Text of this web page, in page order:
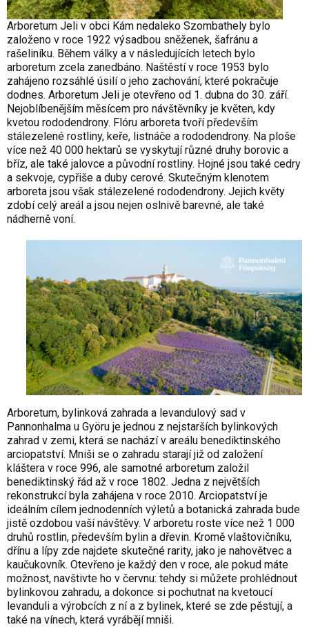
Arboretum Jeli v obci Kám nedaleko Szombathely bylo
založeno v roce 1922 výsadbou sněženek, šafránu a
rašeliníku. Během války a v následujících letech bylo
arboretum zcela zanedbáno. Naštěstí v roce 1953 bylo
zahájeno rozsáhlé úsilí o jeho zachování, které pokračuje
dodnes. Arboretum Jeli je otevřeno od 1. dubna do 30. září.
Nejoblíbenějším měsícem pro návštěvníky je květen, kdy
kvetou rododendrony. Flóru arboreta tvoří především
stálezelené rostliny, keře, listnáče a rododendrony. Na ploše
více než 40 000 hektarů se vyskytují různé druhy borovic a
bříz, ale také jalovce a původní rostliny. Hojné jsou také cedry
a sekvoje, cypřiše a duby cerové. Skutečným klenotem
arboreta jsou však stálezelené rododendrony. Jejich květy
zdobí celý areál a jsou nejen oslnivě barevné, ale také
nádherně voní.
Arboretum, bylinková zahrada a levandulový sad v
Pannonhalma u Györu je jednou z nejstarších bylinkových
zahrad v zemi, která se nachází v areálu benediktinského
arciopatství. Mniši se o zahradu starají již od založení
kláštera v roce 996, ale samotné arboretum založil
benediktinský řád až v roce 1802. Jedna z největších
rekonstrukcí byla zahájena v roce 2010. Arciopatství je
ideálním cílem jednodenních výletů a botanická zahrada bude
jistě ozdobou vaší návštěvy. V arboretu roste více než 1 000
druhů rostlin, především bylin a dřevin. Kromě vlaštovičníku,
dřínu a lípy zde najdete skutečné rarity, jako je nahovětvec a
kaučukovník. Otevřeno je každý den v roce, ale pokud máte
možnost, navštivte ho v červnu: tehdy si můžete prohlédnout
bylinkovou zahradu, a dokonce si pochutnat na kvetoucí
levanduli a výrobcích z ní a z bylinek, které se zde pěstují, a
také na vínech, která vyrábějí mniši.